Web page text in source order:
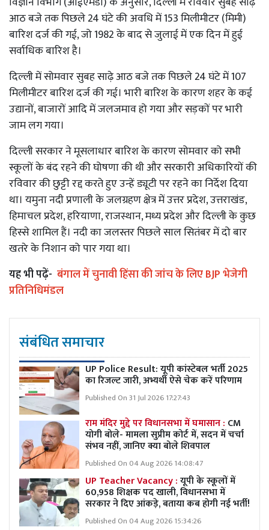
आठ बजे तक पिछले 24 घंटे की अवधि में 153 मिलीमीटर (मिमी)
बारिश दर्ज की गई, जो 1982 के बाद से जुलाई में एक दिन में हुई
सर्वाधिक बारिश है।
दिल्ली में सोमवार सुबह साढ़े आठ बजे तक पिछले 24 घंटे में 107
मिलीमीटर बारिश दर्ज की गई। भारी बारिश के कारण शहर के कई
उद्यानों, बाजारों आदि में जलजमाव हो गया और सड़कों पर भारी
जाम लग गया।
दिल्ली सरकार ने मूसलाधार बारिश के कारण सोमवार को सभी
स्कूलों के बंद रहने की घोषणा की थी और सरकारी अधिकारियों की
रविवार की छुट्टी रद्द करते हुए उन्हें ड्यूटी पर रहने का निर्देश दिया
था। यमुना नदी प्रणाली के जलग्रहण क्षेत्र में उत्तर प्रदेश, उत्तराखंड,
हिमाचल प्रदेश, हरियाणा, राजस्थान, मध्य प्रदेश और दिल्ली के कुछ
हिस्से शामिल हैं। नदी का जलस्तर पिछले साल सितंबर में दो बार
खतरे के निशान को पार गया था।
यह भी पढ़ें- बंगाल में चुनावी हिंसा की जांच के लिए BJP भेजेगी
प्रतिनिधिमंडल
संबंधित समाचार
UP Police Result: यूपी कांस्टेबल भर्ती 2025
का रिजल्ट जारी, अभ्यर्थी ऐसे चेक करें परिणाम
Published On 31 Jul 2026 17:27:43
राम मंदिर मुद्दे पर विधानसभा में घमासान : CM
योगी बोले- मामला सुप्रीम कोर्ट में, सदन में चर्चा
संभव नहीं, जानिए क्या बोले शिवपाल
Published On 04 Aug 2026 14:08:47
UP Teacher Vacancy :यूपी के स्कूलों में
60,958 शिक्षक पद खाली, विधानसभा में
सरकार ने दिए आंकड़े, बताया कब होगी नई भर्ती!
Published On 04 Aug 2026 15:34:26